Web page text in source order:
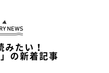
みたい！
の新着記事